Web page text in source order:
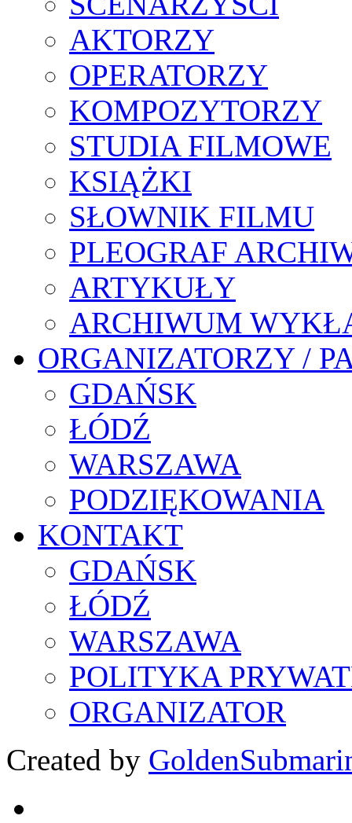
AKTORZY
OPERATORZY
KOMPOZYTORZY
STUDIA FILMOWE
KSIĄŻKI
SŁOWNIK FILMU
PLEOGRAF
ARTYKUŁY
ARCHIWUM
ORGANIZATORZY /
GDAŃSK
ŁÓDŹ
WARSZAWA
PODZIĘKOWANIA
KONTAKT
GDAŃSK
ŁÓDŹ
WARSZAWA
POLITYKA
ORGANIZATOR
Created by